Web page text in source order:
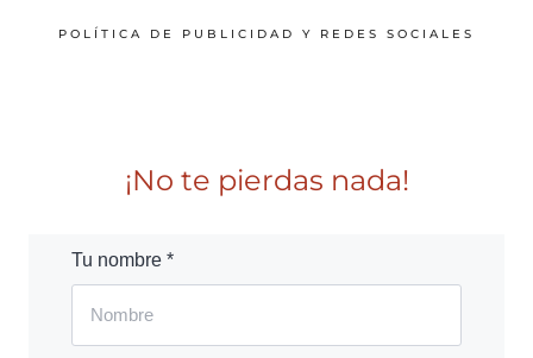
POLÍTICA DE PUBLICIDAD Y REDES SOCIALES
¡No te pierdas nada!
Tu nombre *